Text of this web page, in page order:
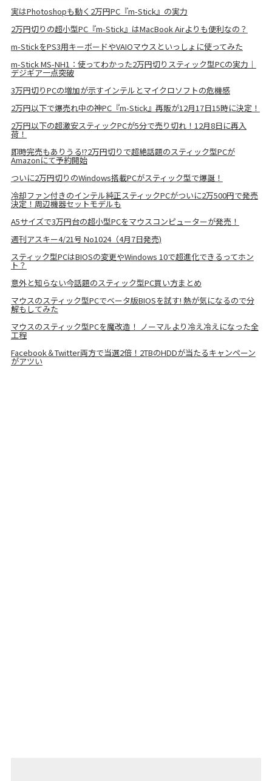
実はPhotoshopも動く2万円PC『m-Stick』の実力
2万円切りの超小型PC『m-Stick』はMacBook Airよりも便利なの？
m-StickをPS3用キーボードやVAIOマウスといっしょに使ってみた
m-Stick MS-NH1：使ってわかった2万円切りスティック型PCの実力｜
デジギア一点突破
3万円切りPCの増加が示すインテルとマイクロソフトの危機感
2万円以下で爆売れ中の神PC『m-Stick』再販が12月17日15時に決定！
2万円以下の超激安スティックPCが5分で売り切れ！12月8日に再入
荷！
即時完売もありうる!?2万円切りで超絶話題のスティック型PCが
Amazonにて予約開始
ついに2万円切りのWindows搭載PCがスティック型で爆誕！
冷却ファン付きのインテル純正スティックPCがついに2万500円で発売
決定！周辺機器セットモデルも
A5サイズで3万円台の超小型PCをマウスコンピューターが発売！
週刊アスキー4/21号 No1024（4月7日発売)
スティック型PCはBIOSの変更やWindows 10で超進化できるってホン
ト？
意外と知らない今話題のスティック型PC買い方まとめ
マウスのスティック型PCでベータ版BIOSを試す! 熱が気になるので分
解もしてみた
マウスのスティック型PCを魔改造！ ノーマルより冷え冷えになった全
工程
Facebook＆Twitter両方で当選2倍！2TBのHDDが当たるキャンペーン
がアツい